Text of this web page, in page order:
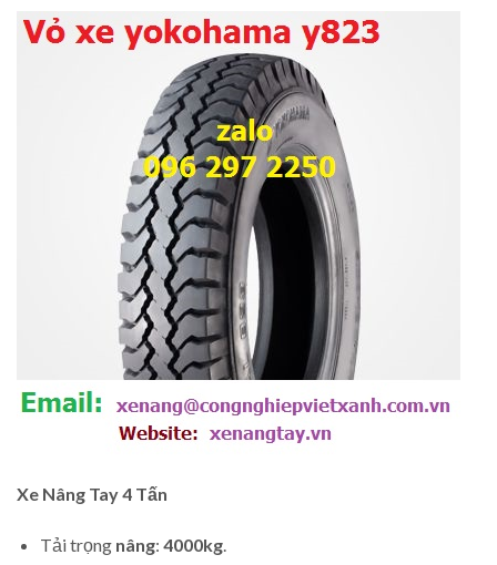
Xe Nâng Tay4 Tấn
Tải trọng nâng: 4000kg.